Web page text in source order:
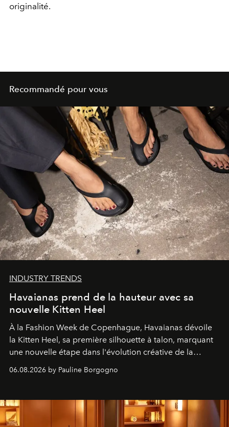
originalité.
Recommandé pour vous
INDUSTRY TRENDS
Havaianas prend de la hauteur avec sa
nouvelle Kitten Heel
À la Fashion Week de Copenhague, Havaianas dévoile
la Kitten Heel, sa première silhouette à talon, marquant
une nouvelle étape dans l'évolution créative de la
06.08.2026 by Pauline Borgogno